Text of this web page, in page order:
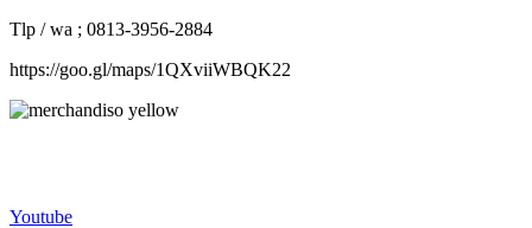
Tlp / wa ; 0813-3956-2884
https://goo.gl/maps/1QXviiWBQK22
Youtube